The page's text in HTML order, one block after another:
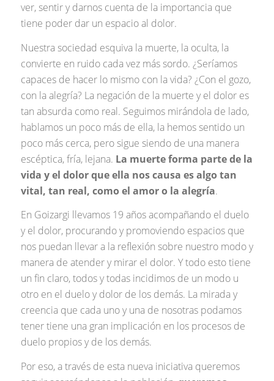
ver, sentir y darnos cuenta de la importancia que
tiene poder dar un espacio al dolor.
Nuestra sociedad esquiva la muerte, la oculta, la
convierte en ruido cada vez más sordo. ¿Seríamos
capaces de hacer lo mismo con la vida? ¿Con el gozo,
con la alegría? La negación de la muerte y el dolor es
tan absurda como real. Seguimos mirándola de lado,
hablamos un poco más de ella, la hemos sentido un
poco más cerca, pero sigue siendo de una manera
escéptica, fría, lejana. La muerte forma parte de la
vida y el dolor que ella nos causa es algo tan
vital, tan real, como el amor o la alegría.
En Goizargi llevamos 19 años acompañando el duelo
y el dolor, procurando y promoviendo espacios que
nos puedan llevar a la reflexión sobre nuestro modo y
manera de atender y mirar el dolor. Y todo esto tiene
un fin claro, todos y todas incidimos de un modo u
otro en el duelo y dolor de los demás. La mirada y
creencia que cada uno y una de nosotras podamos
tener tiene una gran implicación en los procesos de
duelo propios y de los demás.
Por eso, a través de esta nueva iniciativa queremos